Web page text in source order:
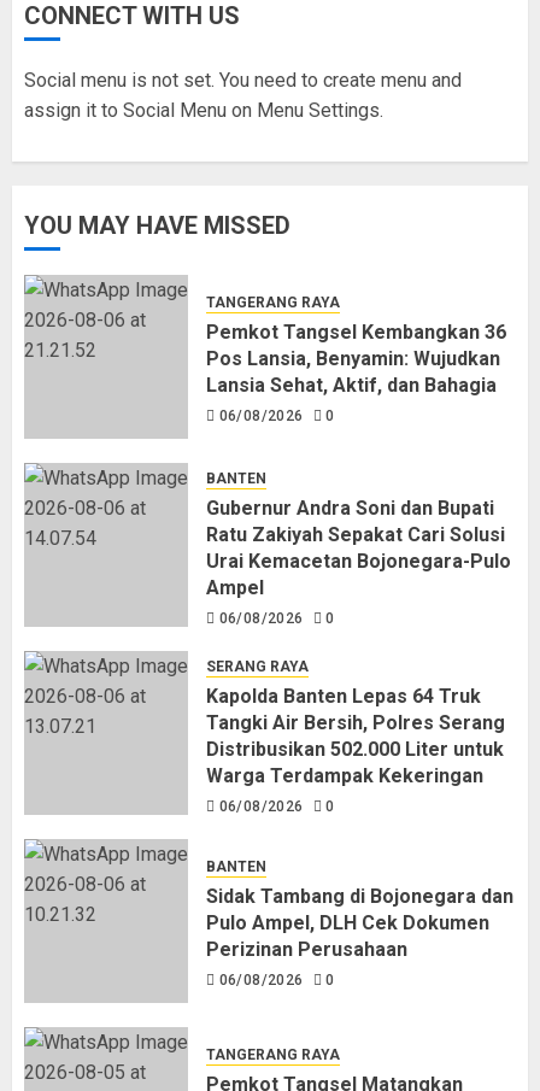
CONNECT WITH US
Social menu is not set. You need to create menu and
assign it to Social Menu on Menu Settings.
YOU MAY HAVE MISSED
TANGERANG RAYA
Pemkot Tangsel Kembangkan 36
Pos Lansia, Benyamin: Wujudkan
Lansia Sehat, Aktif, dan Bahagia
06/08/2026 0
BANTEN
Gubernur Andra Soni dan Bupati
Ratu Zakiyah Sepakat Cari Solusi
Urai Kemacetan Bojonegara-Pulo
Ampel
06/08/2026 0
SERANG RAYA
Kapolda Banten Lepas 64 Truk
Tangki Air Bersih, Polres Serang
Distribusikan 502.000 Liter untuk
Warga Terdampak Kekeringan
06/08/2026 0
BANTEN
Sidak Tambang di Bojonegara dan
Pulo Ampel, DLH Cek Dokumen
Perizinan Perusahaan
06/08/2026 0
TANGERANG RAYA
Pemkot Tangsel Matangkan